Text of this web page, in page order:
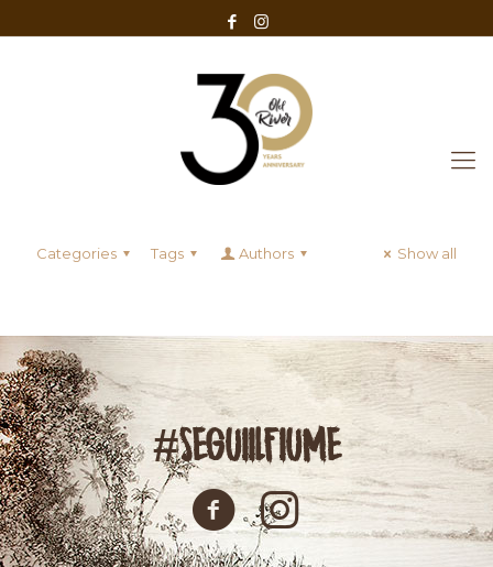
Categories Tags Authors Show all
#SEGUIILFIUME